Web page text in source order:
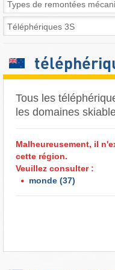
Tous les
les domaines
Malheureusement, il
cette région.
Veuillez consulter :
monde (37)